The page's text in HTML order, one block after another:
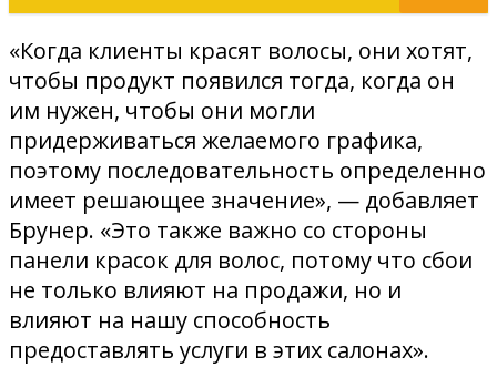
«Когда клиенты красят волосы, они хотят,
чтобы продукт появился тогда, когда он
им нужен, чтобы они могли
придерживаться желаемого графика,
поэтому последовательность определенно
имеет решающее значение», — добавляет
Брунер. «Это также важно со стороны
панели красок для волос, потому что сбои
не только влияют на продажи, но и
влияют на нашу способность
предоставлять услуги в этих салонах».